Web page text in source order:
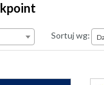
Sortuj wg: